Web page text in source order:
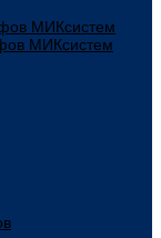
МИКсистем
МИКсистем